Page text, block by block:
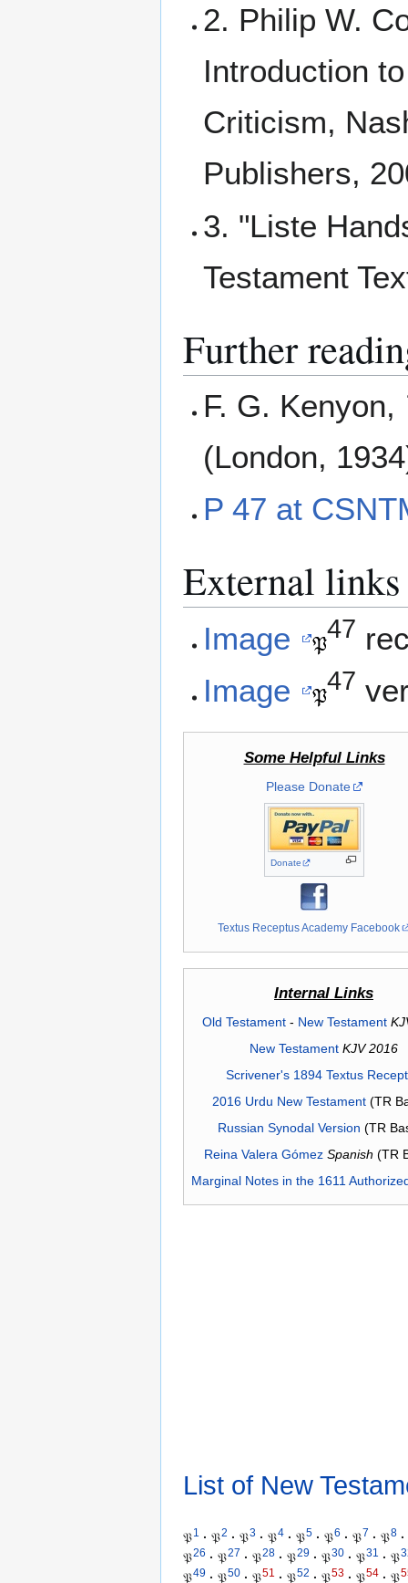
2. Philip W.
Introduction
Criticism,
Publishers,
3. "Liste
Testament
Further
F. G. Kenyon,
(London,
P 47 at
External links
Image 47
Image
47
Some Helpful Links
Please Donate
Donate
Textus Receptus Academy Facebook
Internal Links
Old Testament- New Testament
New Testament KJV 2016
Scrivener's 1894 Textus
2016 Urdu New Testament(TR
Russian Synodal Version (TR
Reina Valera Gómez Spanish (TR
Marginal Notes in the 1611
List of New
𝔓1 · 𝔓2 · 𝔓3 · 𝔓4 · 𝔓5 · 𝔓6 · 𝔓7 · 𝔓8 ·
𝔓26 · 𝔓27 · 𝔓28 · 𝔓29 · 𝔓30 · 𝔓31 · 𝔓
𝔓49 · 𝔓50 · 𝔓51 · 𝔓52 · 𝔓53 · 𝔓54 · 𝔓